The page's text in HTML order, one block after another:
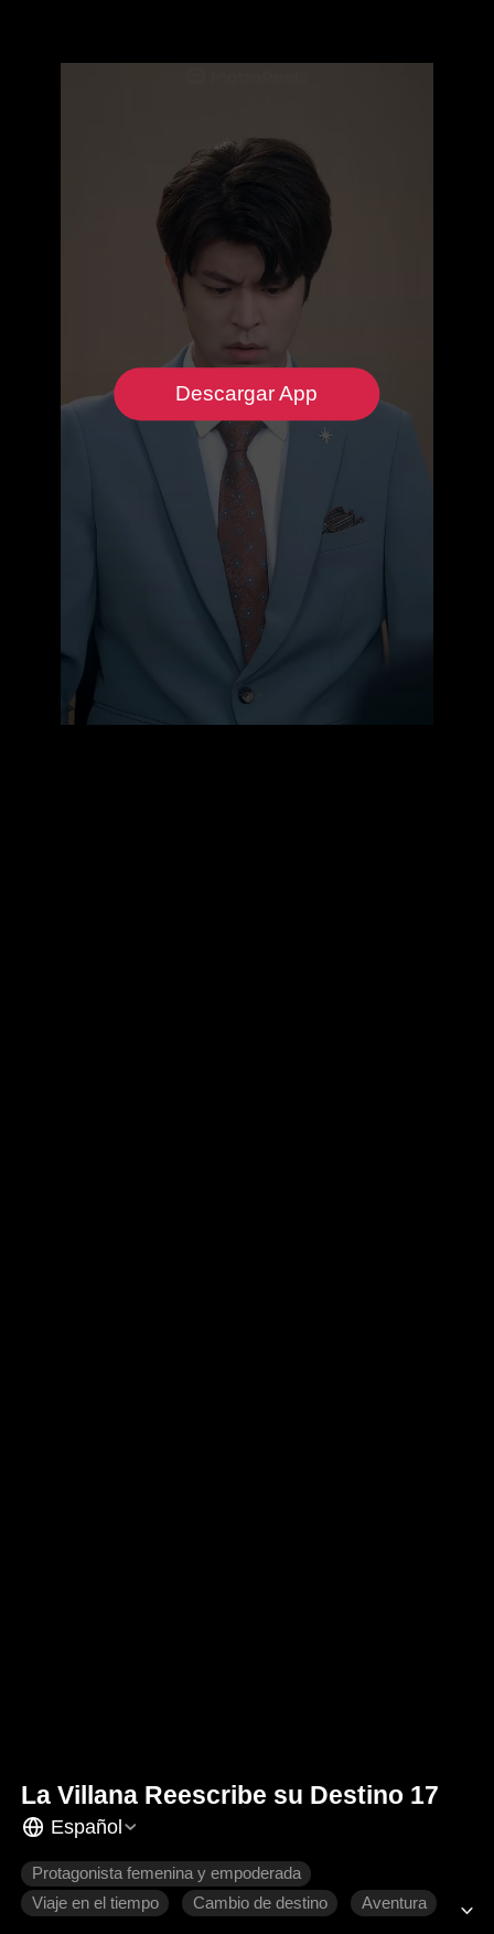
Descargar App
La Villana Reescribe su Destino 17
Español
Protagonista femenina y empoderada
Viaje en el tiempo
Cambio de destino
Aventura